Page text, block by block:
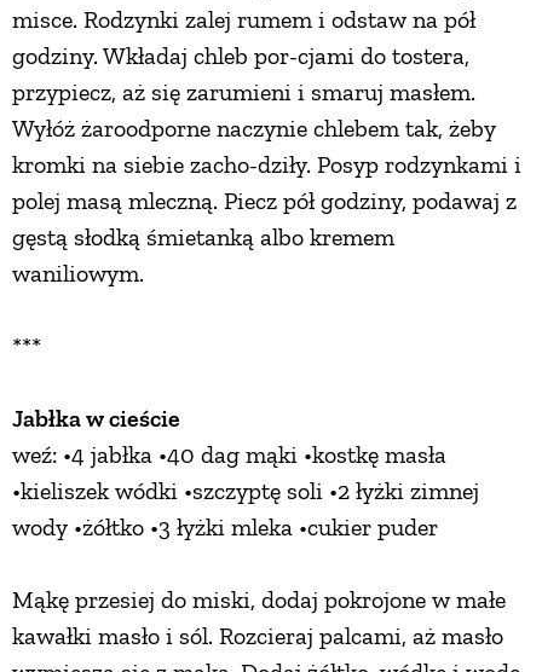
misce. Rodzynki zalej rumem i odstaw na pół
godziny. Wkładaj chleb por-cjami do tostera,
przypiecz, aż się zarumieni i smaruj masłem.
Wyłóż żaroodporne naczynie chlebem tak, żeby
kromki na siebie zacho-dziły. Posyp rodzynkami i
polej masą mleczną. Piecz pół godziny, podawaj z
gęstą słodką śmietanką albo kremem
waniliowym.
***
Jabłka w cieście
weź: •4 jabłka •40 dag mąki •kostkę masła
•kieliszek wódki •szczyptę soli •2 łyżki zimnej
wody •żółtko •3 łyżki mleka •cukier puder
Mąkę przesiej do miski, dodaj pokrojone w małe
kawałki masło i sól. Rozcieraj palcami, aż masło